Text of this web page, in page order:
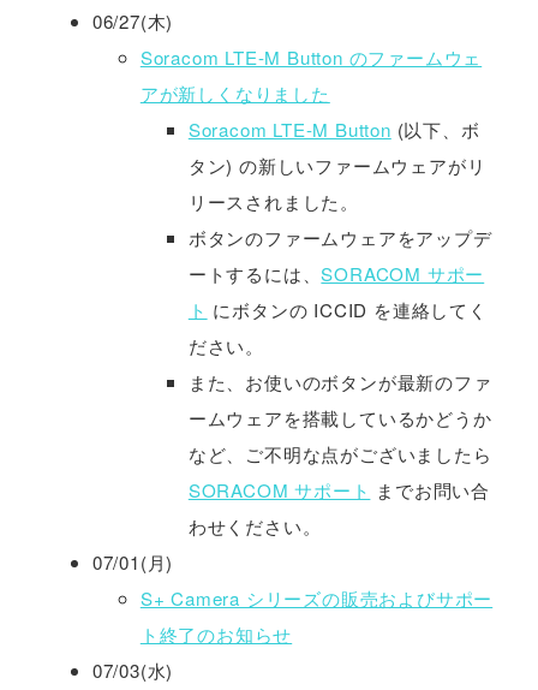
06/27(木)
Soracom LTE-M Button のファームウェ
アが新しくなりました
Soracom LTE-M Button (以下、ボ
タン) の新しいファームウェアがリ
リースされました。
ボタンのファームウェアをアップデ
ートするには、SORACOM サポー
ト にボタンの ICCID を連絡してく
ださい。
また、お使いのボタンが最新のファ
ームウェアを搭載しているかどうか
など、ご不明な点がございましたら
SORACOM サポート までお問い合
わせください。
07/01(月)
S+ Camera シリーズの販売およびサポー
ト終了のお知らせ
07/03(水)